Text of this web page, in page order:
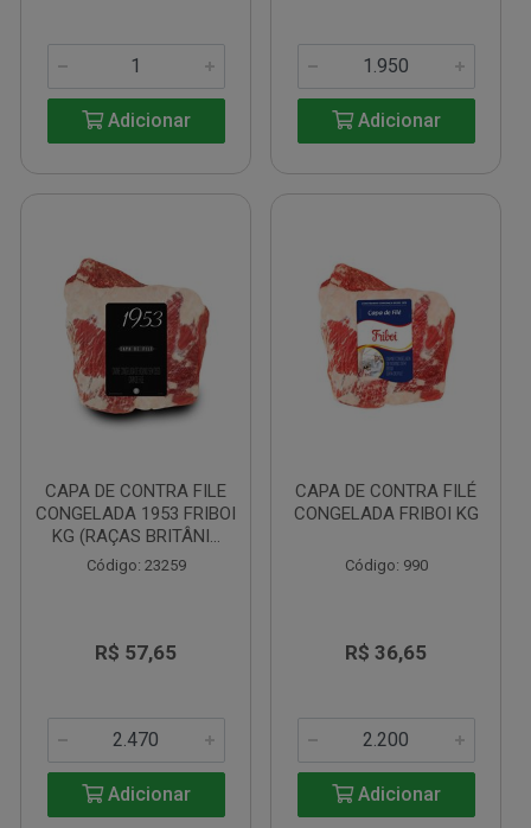
Adicionar Adicionar
CAPA DE CONTRA FILE
CONGELADA 1953 FRIBOI
KG (RAÇAS BRITÂNI...
Código: 23259
R$ 57,65
Adicionar
CAPA DE CONTRA FILÉ
CONGELADA FRIBOI KG
Código: 990
R$ 36,65
Adicionar